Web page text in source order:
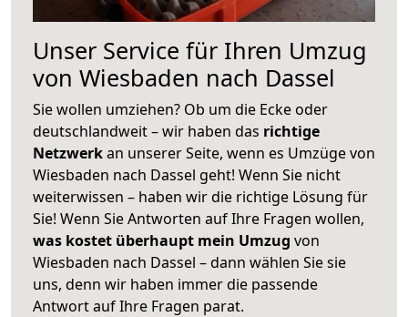
Unser Service für Ihren Umzug
von Wiesbaden nach Dassel
Sie wollen umziehen? Ob um die Ecke oder
deutschlandweit – wir haben das richtige
Netzwerkan unserer Seite, wenn es Umzüge von
Wiesbaden nach Dassel geht! Wenn Sie nicht
weiterwissen – haben wir die richtige Lösung für
Sie! Wenn Sie Antworten auf Ihre Fragen wollen,
was kostet überhaupt mein Umzug von
Wiesbaden nach Dassel – dann wählen Sie sie
uns, denn wir haben immer die passende
Antwort auf Ihre Fragen parat.